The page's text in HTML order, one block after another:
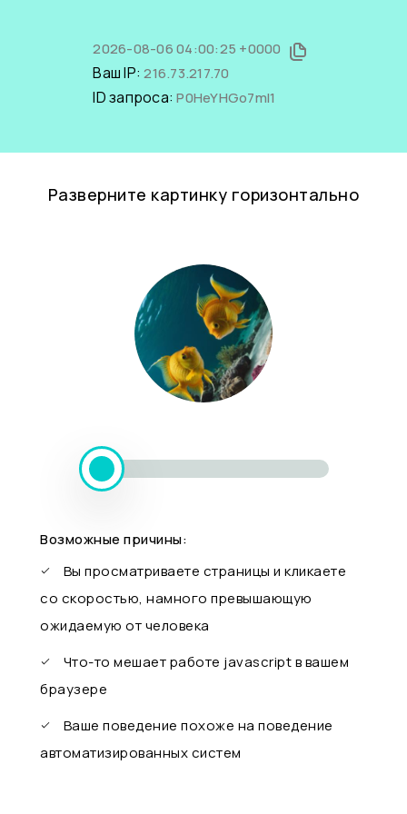
2026-08-06 04:00:25 +0000
Ваш IP:216.73.217.70
ID запроса:P0HeYHGo7mI1
Разверните картинку горизонтально
Возможные причины:
Вы просматриваете страницы и кликаете
со скоростью, намного превышающую
ожидаемую от человека
Что-то мешает работе javascript в вашем
браузере
Ваше поведение похоже на поведение
автоматизированных систем